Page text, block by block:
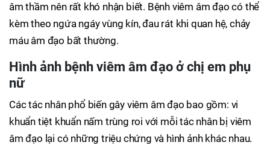
âm thầm nên rất khó nhận biết. Bệnh viêm âm đạo có thể
kèm theo ngứa ngáy vùng kín, đau rát khi quan hệ, chảy
máu âm đạo bất thường.
Hình ảnh bệnh viêm âm đạo ở chị em phụ
nữ
Các tác nhân phổ biến gây viêm âm đạo bao gồm: vi
khuẩn tiệt khuẩn nấm trùng roi với mỗi tác nhân bị viêm
âm đạo lại có những triệu chứng và hình ảnh khác nhau.